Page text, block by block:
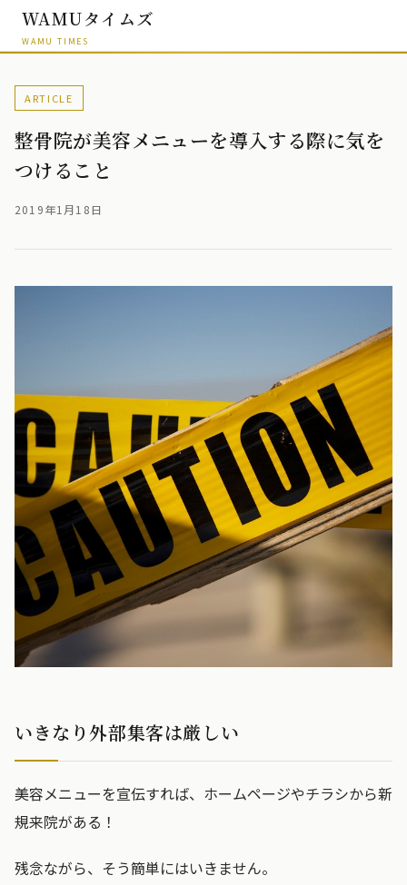
WAMUタイムズ
WAMU TIMES
ARTICLE
整骨院が美容メニューを導入する際に気を
つけること
2019年1月18日
いきなり外部集客は厳しい
美容メニューを宣伝すれば、ホームページやチラシから新
規来院がある！
残念ながら、そう簡単にはいきません。